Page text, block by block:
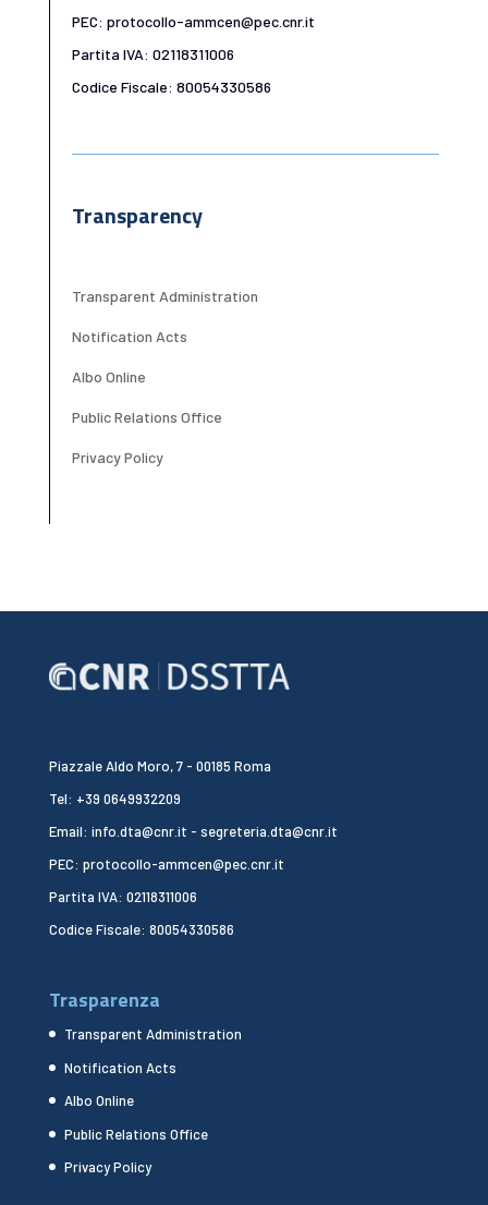
PEC: protocollo-ammcen@pec.cnr.it
Partita IVA: 02118311006
Codice Fiscale: 80054330586
Transparency
Transparent Administration
Notification Acts
Albo Online
Public Relations Office
Privacy Policy
Piazzale Aldo Moro, 7 - 00185 Roma
Tel: +39 0649932209
Email: info.dta@cnr.it - segreteria.dta@cnr.it
PEC: protocollo-ammcen@pec.cnr.it
Partita IVA: 02118311006
Codice Fiscale: 80054330586
Trasparenza
Transparent Administration
Notification Acts
Albo Online
Public Relations Office
Privacy Policy